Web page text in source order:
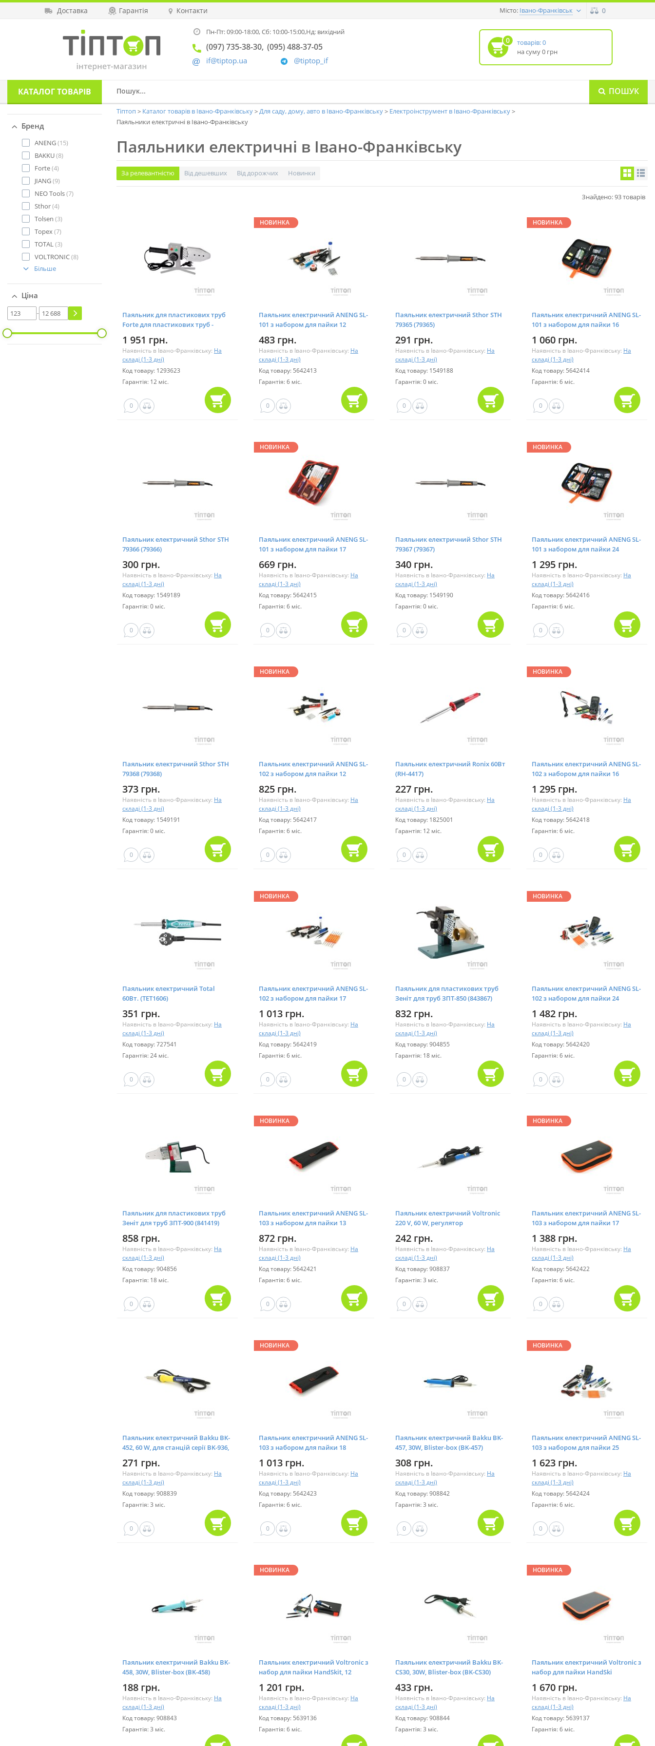
Доставка Гарантія Контакти Місто: Івано-Франківськ 0
Пн-Пт: 09:00-18:00,Сб: 10:00-15:00,Нд: вихідний
(097) 735-38-30 (095) 488-37-05
@tiptop_if
if@tiptop.ua
0
товарів: 0
на суму 0 грн
КАТАЛОГТОВАРІВ ПОШУК
Бренд
ANENG(15)
BAKKU(8)
Forte(4)
JIANG(9)
NEO Tools(7)
Sthor(4)
Tolsen (3)
Topex(7)
TOTAL(3)
VOLTRONIC(8)
Більше
Ціна
-
Тіптоп Каталог товарів в Івано-Франківську Для саду, дому, авто в Івано-Франківську
Електроінструмент в Івано-Франківську
Паяльники електричні в Івано-Франківську
Паяльники електричні в Івано-Франківську
За релевантністю Від дешевших Від дорожчих Новинки
Знайдено: 93 товарів
Паяльник для пластикових труб
Forte для пластикових труб -
1 951 грн.
Наявність в Івано-Франківську: На
складі (1-3 дні)
Код товару: 1293623
Гарантія: 12 міс.
0
НОВИНКА
Паяльник електричний ANENG SL-
101 з набором для пайки 12
483 грн.
Наявність в Івано-Франківську: На
складі (1-3 дні)
Код товару: 5642413
Гарантія: 6 міс.
0
Паяльник електричний Sthor STH
79365 (79365)
291 грн.
Наявність в Івано-Франківську: На
складі (1-3 дні)
Код товару: 1549188
Гарантія: 0 міс.
0
НОВИНКА
Паяльник електричний ANENG SL-
101 з набором для пайки 16
1 060 грн.
Наявність в Івано-Франківську: На
складі (1-3 дні)
Код товару: 5642414
Гарантія: 6 міс.
0
Паяльник електричний Sthor STH
79366 (79366)
300 грн.
Наявність в Івано-Франківську: На
складі (1-3 дні)
Код товару: 1549189
Гарантія: 0 міс.
0
НОВИНКА
Паяльник електричний ANENG SL-
101 з набором для пайки 17
669 грн.
Наявність в Івано-Франківську: На
складі (1-3 дні)
Код товару: 5642415
Гарантія: 6 міс.
0
Паяльник електричний Sthor STH
79367 (79367)
340 грн.
Наявність в Івано-Франківську: На
складі (1-3 дні)
Код товару: 1549190
Гарантія: 0 міс.
0
НОВИНКА
Паяльник електричний ANENG SL-
101 з набором для пайки 24
1 295 грн.
Наявність в Івано-Франківську: На
складі (1-3 дні)
Код товару: 5642416
Гарантія: 6 міс.
0
Паяльник електричний Sthor STH
79368 (79368)
373 грн.
Наявність в Івано-Франківську: На
складі (1-3 дні)
Код товару: 1549191
Гарантія: 0 міс.
0
НОВИНКА
Паяльник електричний ANENG SL-
102 з набором для пайки 12
825 грн.
Наявність в Івано-Франківську: На
складі (1-3 дні)
Код товару: 5642417
Гарантія: 6 міс.
0
Паяльник електричний Ronix 60Вт
(RH-4417)
227 грн.
Наявність в Івано-Франківську: На
складі (1-3 дні)
Код товару: 1825001
Гарантія: 12 міс.
0
НОВИНКА
Паяльник електричний ANENG SL-
102 з набором для пайки 16
1 295 грн.
Наявність в Івано-Франківську: На
складі (1-3 дні)
Код товару: 5642418
Гарантія: 6 міс.
0
Паяльник електричний Total
60Вт. (TET1606)
351 грн.
Наявність в Івано-Франківську: На
складі (1-3 дні)
Код товару: 727541
Гарантія: 24 міс.
0
НОВИНКА
Паяльник електричний ANENG SL-
102 з набором для пайки 17
1 013 грн.
Наявність в Івано-Франківську: На
складі (1-3 дні)
Код товару: 5642419
Гарантія: 6 міс.
0
Паяльник для пластикових труб
Зеніт для труб ЗПТ-850 (843867)
832 грн.
Наявність в Івано-Франківську: На
складі (1-3 дні)
Код товару: 904855
Гарантія: 18 міс.
0
НОВИНКА
Паяльник електричний ANENG SL-
102 з набором для пайки 24
1 482 грн.
Наявність в Івано-Франківську: На
складі (1-3 дні)
Код товару: 5642420
Гарантія: 6 міс.
0
Паяльник для пластикових труб
Зеніт для труб ЗПТ-900 (841419)
858 грн.
Наявність в Івано-Франківську: На
складі (1-3 дні)
Код товару: 904856
Гарантія: 18 міс.
0
НОВИНКА
Паяльник електричний ANENG SL-
103 з набором для пайки 13
872 грн.
Наявність в Івано-Франківську: На
складі (1-3 дні)
Код товару: 5642421
Гарантія: 6 міс.
0
Паяльник електричний Voltronic
220 V, 60 W, регулятор
242 грн.
Наявність в Івано-Франківську: На
складі (1-3 дні)
Код товару: 908837
Гарантія: 3 міс.
0
НОВИНКА
Паяльник електричний ANENG SL-
103 з набором для пайки 17
1 388 грн.
Наявність в Івано-Франківську: На
складі (1-3 дні)
Код товару: 5642422
Гарантія: 6 міс.
0
Паяльник електричний Bakku BK-
452, 60 W, для станцій серії BK-936,
452)
271 грн.
Наявність в Івано-Франківську: На
складі (1-3 дні)
Код товару: 908839
Гарантія: 3 міс.
0
НОВИНКА
Паяльник електричний ANENG SL-
103 з набором для пайки 18
1 013 грн.
Наявність в Івано-Франківську: На
складі (1-3 дні)
Код товару: 5642423
Гарантія: 6 міс.
0
Паяльник електричний Bakku BK-
457, 30W, Blister-box (BK-457)
308 грн.
Наявність в Івано-Франківську: На
складі (1-3 дні)
Код товару: 908842
Гарантія: 3 міс.
0
НОВИНКА
Паяльник електричний ANENG SL-
103 з набором для пайки 25
1 623 грн.
Наявність в Івано-Франківську: На
складі (1-3 дні)
Код товару: 5642424
Гарантія: 6 міс.
0
Паяльник електричний Bakku BK-
458, 30W, Blister-box (BK-458)
188 грн.
Наявність в Івано-Франківську: На
складі (1-3 дні)
Код товару: 908843
Гарантія: 3 міс.
НОВИНКА
Паяльник електричний Voltronic з
набор для пайки HandSkit, 12
1 201 грн.
Наявність в Івано-Франківську: На
складі (1-3 дні)
Код товару: 5639136
Гарантія: 6 міс.
Паяльник електричний Bakku BK-
CS30, 30W, Blister-box (BK-CS30)
433 грн.
Наявність в Івано-Франківську: На
складі (1-3 дні)
Код товару: 908844
Гарантія: 3 міс.
НОВИНКА
Паяльник електричний Voltronic з
набор для пайки HandSki
мультиметр (20093)
1 670 грн.
Наявність в Івано-Франківську: На
складі (1-3 дні)
Код товару: 5639137
Гарантія: 6 міс.